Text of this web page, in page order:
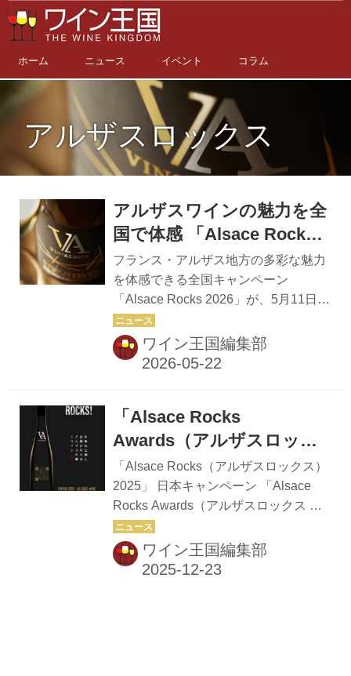
ホーム ニュース イベント コラム
アルザスロックス
アルザスワインの魅力を全
国で体感 「Alsace Rocks
2026」開催中！
フランス・アルザス地方の多彩な魅力
を体感できる全国キャンペーン
「Alsace Rocks 2026」が、5月11日よ
りスタートした。開催期間は6月28日
まで。全国のワインショップやレスト
ラン、ワインバーなど幅広い店舗が参
を代表するスパークリングワイン「ク
レマン・ダルザス」がAOC制定50周年
マンから個性豊かなグラン・クリュま
で、アルザスならではの多彩な品種や
テロワールを楽しめる絶好の機会とな
っている。 期間中は、参加店舗に設置
されたQRコードを読み取ることで、
アルザスを感じられる賞品...
ワイン王国編集部
「Alsace Rocks
Awards（アルザスロック
ス アワーズ）」受賞店発
表！
「Alsace Rocks（アルザスロックス）
2025」 日本キャンペーン 「Alsace
Rocks Awards（アルザスロックス ア
ワーズ）」受賞店をご紹介！ フラン
ス・アルザスワイン委員会（CIVA）
は、日本で4回目となる「Alsace
ワイン王国編集部